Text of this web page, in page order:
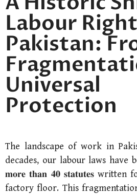
Labour
Pakistan:
Universal
Protection
The landscape of work in
decades, our labour laws have
𝐦𝐨𝐫𝐞 𝐭𝐡𝐚𝐧 𝟒𝟎 𝐬𝐭𝐚𝐭𝐮𝐭𝐞𝐬 written
factory floor. This